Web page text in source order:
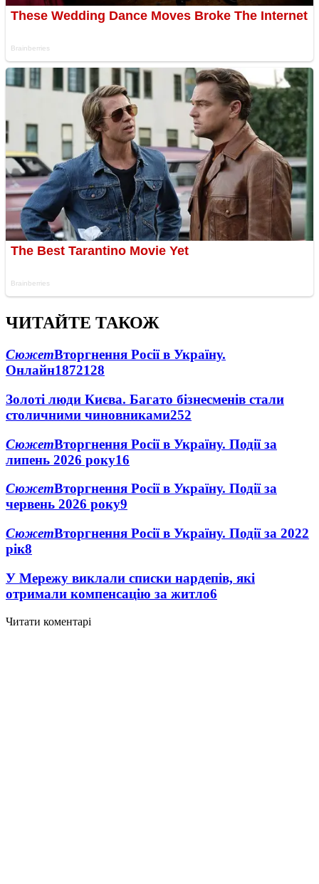
ЧИТАЙТЕ ТАКОЖ
СюжетВторгнення Росії в Україну.
Онлайн1872128
Золоті люди Києва. Багато бізнесменів стали
столичними чиновниками252
СюжетВторгнення Росії в Україну. Події за
липень 2026 року16
СюжетВторгнення Росії в Україну. Події за
червень 2026 року9
СюжетВторгнення Росії в Україну. Події за 2022
рік8
У Мережу виклали списки нардепів, які
отримали компенсацію за житло6
Читати коментарі